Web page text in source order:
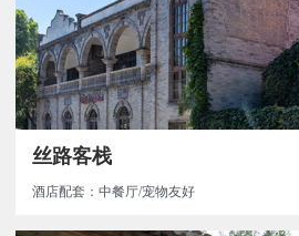
丝路客栈
酒店配套：中餐厅/宠物友好